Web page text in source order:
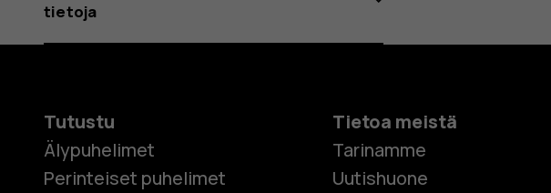
tietoja
Tutustu
Älypuhelimet
Perinteiset puhelimet
Tietoa meistä
Tarinamme
Uutishuone